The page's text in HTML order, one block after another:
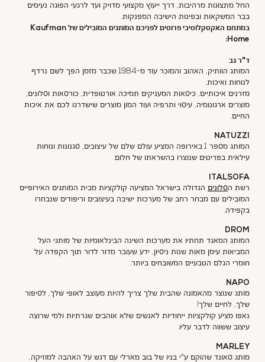
החל מתצוגות מרהיבות, דרך ייעוץ מקצועי מדויק ועד לרגעי הפוגה נעימים
בבר המשקאות ובפינות הישיבה המפנקות.
במתחם האקסקלוסיבי פרוסים לפניכם המותגים המובילים של Kaufman
Home
:
ד"ר גב
המותג הוותיק, האהוב והמוכר עוד מ-1984 שכבר מזמן הפך לשם נרדף
לנוחות ואיכות.
מזרנים איכותיים, כיסאות המעניקים תמיכה אורטופדית, כורסאות וסלונים,
מוצרים ארגונומיה, עיסוי ותרפיה ועוד המון מוצרים שישדרגו לכם את איכות
החיים.
NATUZZI
המותג מספר 1 באירופה המציע עולם שלם של עיצובים, סגנונות ונוחות
עילאית בפריטים שנוצרו בהשראתו של חלום.
ITALSOFA
רשת הסלונים הגדולה בישראל המציעה קולקציות מבית המותגים האירופיים
המובילים עם מבחר רחב של מערכות ישיבה בעיצובים וריפודים שנבחרו
בקפידה.
DROM
המותג המאגד תחתיו את מערכות השינה הבינלאומיות של מותגי העל
המביאות עימן מאות שנות ניסיון, ידע שעובר מדור לדור תוך הקפדה על
חומרי הגלם הטבעיים המשובחים ביותר.
NAPO
מותג שנוצר מהאמונה שהבית שלך צריך להיות מעוצב לאופי שלך, לסיפור
שלך, לחיים שלך!
נאפו מציע קולקציות ייחודיות לאנשים שלא אוהבים שגרתיות ולמי שרוצה
עיצוב ששווה לדבר עליו.
MARLEY
מותג סאונד שהוקם ע"י בניו של בוב מארלי עם דגש על האהבה למוזיקה,